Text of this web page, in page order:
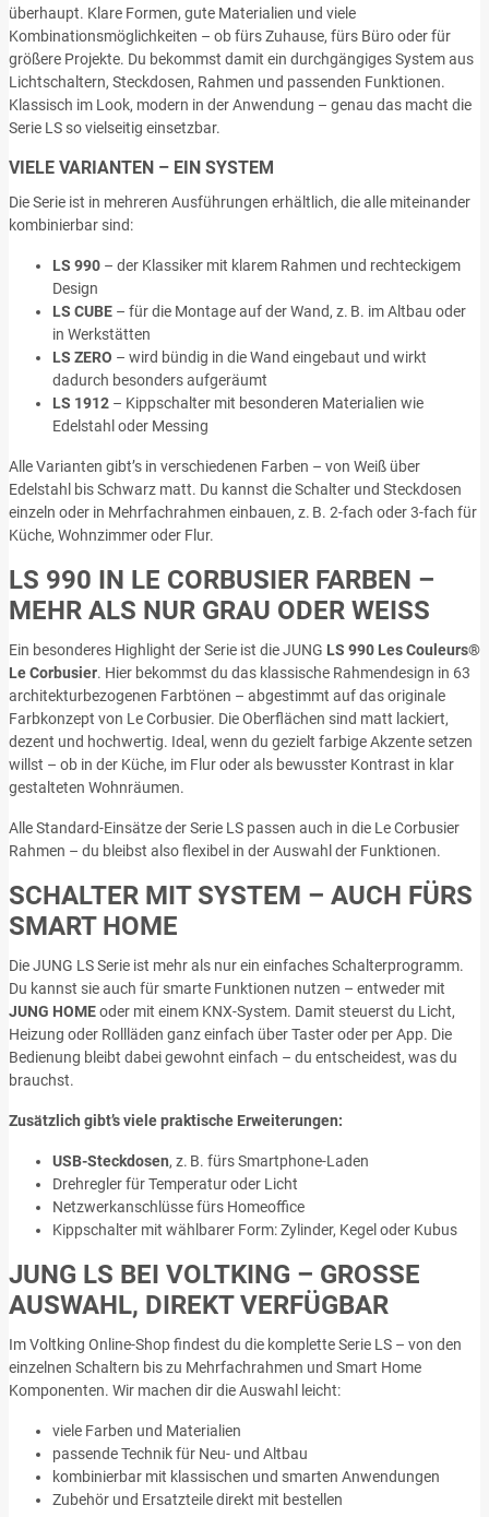
überhaupt. Klare Formen, gute Materialien und viele
Kombinationsmöglichkeiten – ob fürs Zuhause, fürs Büro oder für
größere Projekte. Du bekommst damit ein durchgängiges System aus
Lichtschaltern, Steckdosen, Rahmen und passenden Funktionen.
Klassisch im Look, modern in der Anwendung – genau das macht die
Serie LS so vielseitig einsetzbar.
VIELE VARIANTEN – EIN SYSTEM
Die Serie ist in mehreren Ausführungen erhältlich, die alle miteinander
kombinierbar sind:
LS 990 – der Klassiker mit klarem Rahmen und rechteckigem
Design
LS CUBE – für die Montage auf der Wand, z. B. im Altbau oder
in Werkstätten
LS ZERO – wird bündig in die Wand eingebaut und wirkt
dadurch besonders aufgeräumt
LS 1912 – Kippschalter mit besonderen Materialien wie
Edelstahl oder Messing
Alle Varianten gibt’s in verschiedenen Farben – von Weiß über
Edelstahl bis Schwarz matt. Du kannst die Schalter und Steckdosen
einzeln oder in Mehrfachrahmen einbauen, z. B. 2-fach oder 3-fach für
Küche, Wohnzimmer oder Flur.
LS 990 IN LE CORBUSIER FARBEN –
MEHR ALS NUR GRAU ODER WEISS
Ein besonderes Highlight der Serie ist die JUNG LS 990 Les Couleurs®
Le Corbusier. Hier bekommst du das klassische Rahmendesign in 63
architekturbezogenen Farbtönen – abgestimmt auf das originale
Farbkonzept von Le Corbusier. Die Oberflächen sind matt lackiert,
dezent und hochwertig. Ideal, wenn du gezielt farbige Akzente setzen
willst – ob in der Küche, im Flur oder als bewusster Kontrast in klar
gestalteten Wohnräumen.
Alle Standard-Einsätze der Serie LS passen auch in die Le Corbusier
Rahmen – du bleibst also flexibel in der Auswahl der Funktionen.
SCHALTER MIT SYSTEM – AUCH FÜRS
SMART HOME
Die JUNG LS Serie ist mehr als nur ein einfaches Schalterprogramm.
Du kannst sie auch für smarte Funktionen nutzen – entweder mit
JUNG HOMEoder mit einem KNX-System. Damit steuerst du Licht,
Heizung oder Rollläden ganz einfach über Taster oder per App. Die
Bedienung bleibt dabei gewohnt einfach – du entscheidest, was du
brauchst.
Zusätzlich gibt’s viele praktische Erweiterungen:
USB-Steckdosen, z. B. fürs Smartphone-Laden
Drehregler für Temperatur oder Licht
Netzwerkanschlüsse fürs Homeoffice
Kippschalter mit wählbarer Form: Zylinder, Kegel oder Kubus
JUNG LS BEI VOLTKING – GROSSE A
USWAHL, DIREKT VERFÜGBAR
Im Voltking Online-Shop findest du die komplette Serie LS – von den
einzelnen Schaltern bis zu Mehrfachrahmen und Smart Home
Komponenten. Wir machen dir die Auswahl leicht:
viele Farben und Materialien
passende Technik für Neu- und Altbau
kombinierbar mit klassischen und smarten Anwendungen
Zubehör und Ersatzteile direkt mit bestellen